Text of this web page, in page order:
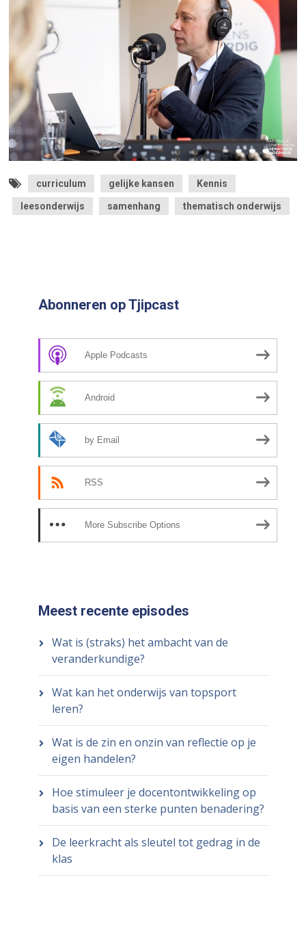
curriculum gelijke kansen Kennis
leesonderwijs samenhang thematisch onderwijs
Abonneren op Tjipcast
Apple Podcasts
Android
by Email
RSS
More Subscribe Options
Meest recente episodes
Wat is (straks) het ambacht van de
veranderkundige?
Wat kan het onderwijs van topsport
leren?
Wat is de zin en onzin van reflectie op je
eigen handelen?
Hoe stimuleer je docentontwikkeling op
basis van een sterke punten benadering?
De leerkracht als sleutel tot gedrag in de
klas